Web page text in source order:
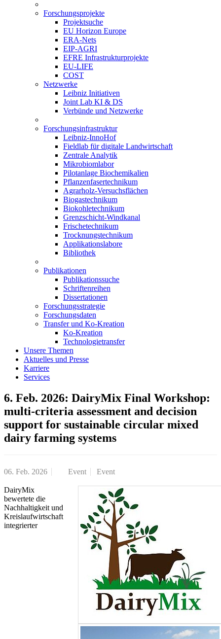
Forschungsprojekte
Projektsuche
EU Horizon Europe
ERA-Nets
EIP-AGRI
EFRE Infrastrukturprojekte
EU-LIFE
COST
Netzwerke
Leibniz Initiativen
Joint Lab KI & DS
Verbünde und Netzwerke
Forschungsinfrastruktur
Leibniz-InnoHof
Fieldlab für digitale Landwirtschaft
Zentrale Analytik
Mikrobiomlabor
Pilotanlage Biochemikalien
Pflanzenfasertechnikum
Agrarholz-Versuchsflächen
Biogastechnikum
Biokohletechnikum
Grenzschicht-Windkanal
Frischetechnikum
Trocknungstechnikum
Applikationslabore
Bibliothek
Publikationen
Publikationssuche
Schriftenreihen
Dissertationen
Forschungsstrategie
Forschungsdaten
Transfer und Ko-Kreation
Ko-Kreation
Technologietransfer
Unsere Themen
Aktuelles und Presse
Karriere
Services
6. Feb. 2026: DairyMix Final Workshop:
multi-criteria assessment and decision
support for sustainable circular mixed
dairy farming systems
06. Feb. 2026 Event Event
DairyMix
bewertete die
Nachhaltigkeit und
Kreislaufwirtschaft
integrierter